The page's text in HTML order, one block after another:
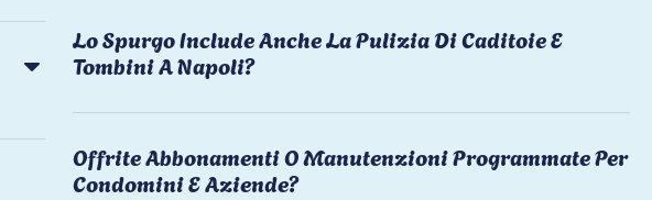
Lo Spurgo Include Anche La Pulizia Di Caditoie E
Tombini A Napoli?
Offrite Abbonamenti O Manutenzioni Programmate Per
Condomini E Aziende?